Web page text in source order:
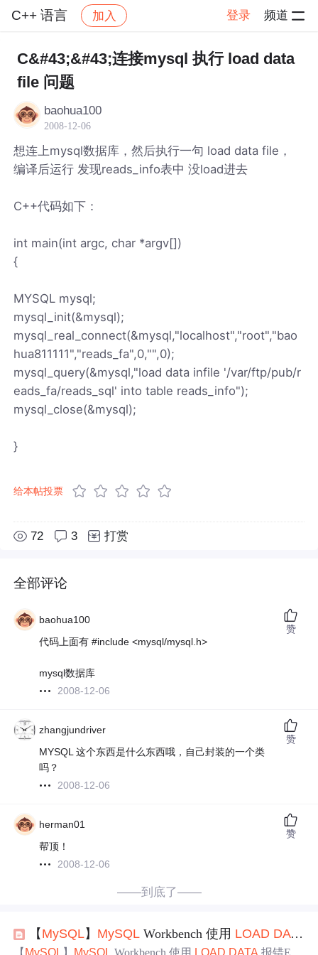
C++ 语言 加入 登录 频道
社区 C++ 语言 帖子详情
C&#43;&#43;连接mysql 执行 load data
file 问题
baohua100
2008-12-06
想连上mysql数据库，然后执行一句 load data file，
编译后运行 发现reads_info表中 没load进去
C++代码如下：
int main(int argc, char *argv[])
{
MYSQL mysql;
mysql_init(&mysql);
mysql_real_connect(&mysql,"localhost","root","bao
hua811111","reads_fa",0,"",0);
mysql_query(&mysql,"load data infile '/var/ftp/pub/r
eads_fa/reads_sql' into table reads_info");
mysql_close(&mysql);
}
给本帖投票
72 3 打赏
全部评论
baohua100
代码上面有 #include <mysql/mysql.h>
mysql数据库
2008-12-06
赞
zhangjundriver
MYSQL 这个东西是什么东西哦，自己封装的一个类
吗？
2008-12-06
赞
herman01
帮顶！
2008-12-06
赞
——到底了——
【 MySQL】 MySQL Workbench 使用 LOAD DATA